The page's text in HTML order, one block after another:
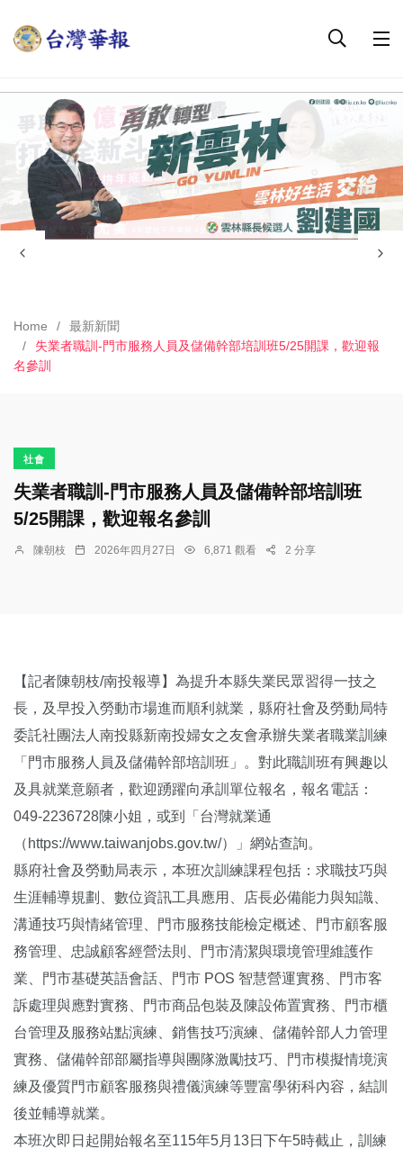
Home
最新新聞
失業者職訓-門市服務人員及儲備幹部培訓班5/25開課，歡迎報
名參訓
社會
失業者職訓-門市服務人員及儲備幹部培訓班
5/25開課，歡迎報名參訓
陳朝枝 2026年四月27日 6,871 觀看 2 分享
【記者陳朝枝/南投報導】為提升本縣失業民眾習得一技之
長，及早投入勞動市場進而順利就業，縣府社會及勞動局特
委託社團法人南投縣新南投婦女之友會承辦失業者職業訓練
「門市服務人員及儲備幹部培訓班」。對此職訓班有興趣以
及具就業意願者，歡迎踴躍向承訓單位報名，報名電話：
049-2236728陳小姐，或到「台灣就業通
（https://www.taiwanjobs.gov.tw/）」網站查詢。
縣府社會及勞動局表示，本班次訓練課程包括：求職技巧與
生涯輔導規劃、數位資訊工具應用、店長必備能力與知識、
溝通技巧與情緒管理、門市服務技能檢定概述、門市顧客服
務管理、忠誠顧客經營法則、門市清潔與環境管理維護作
業、門市基礎英語會話、門市 POS 智慧營運實務、門市客
訴處理與應對實務、門市商品包裝及陳設佈置實務、門市櫃
台管理及服務站點演練、銷售技巧演練、儲備幹部人力管理
實務、儲備幹部部屬指導與團隊激勵技巧、門市模擬情境演
練及優質門市顧客服務與禮儀演練等豐富學術科內容，結訓
後並輔導就業。
本班次即日起開始報名至115年5月13日下午5時截止，訓練